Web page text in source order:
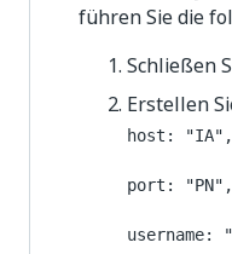
führen Sie die
Schließen
Erstellen
host:
port:
username: